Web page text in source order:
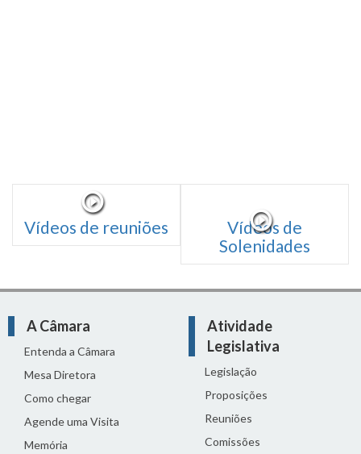
Vídeos de reuniões
Vídeos de
Solenidades
A Câmara
Entenda a Câmara
Mesa Diretora
Como chegar
Agende uma Visita
Memória
Atividade
Legislativa
Legislação
Proposições
Reuniões
Comissões